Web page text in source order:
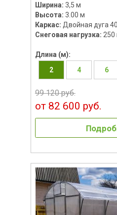
Ширина: 3,5 м
Высота: 3.00 м
Каркас: Двойная дуга
Снеговая нагрузка:
Длина (м):
2
4 6
99 120 руб.
от 82 600 руб.